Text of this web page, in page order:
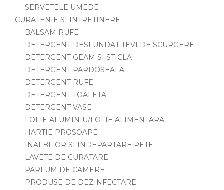
SERVETELE UMEDE
CURATENIE SI INTRETINERE
BALSAM RUFE
DETERGENT DESFUNDAT TEVI DE SCURGERE
DETERGENT GEAM SI STICLA
DETERGENT PARDOSEALA
DETERGENT RUFE
DETERGENT TOALETA
DETERGENT VASE
FOLIE ALUMINIU/FOLIE ALIMENTARA
HARTIE PROSOAPE
INALBITOR SI INDEPARTARE PETE
LAVETE DE CURATARE
PARFUM DE CAMERE
PRODUSE DE DEZINFECTARE